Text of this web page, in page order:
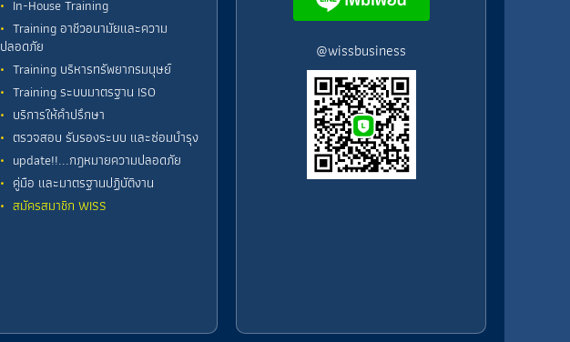
In-House Training
Training อาชีวอนามัยและความ
ปลอดภัย
Training บริหารทรัพยากรมนุษย์
Training ระบบมาตรฐาน ISO
บริการให้คำปรึกษา
ตรวจสอบ รับรองระบบ และซ่อมบำรุง
update!!...กฎหมายความปลอดภัย
คู่มือ และมาตรฐานปฏิบัติงาน
สมัครสมาชิก WISS
@wissbusiness